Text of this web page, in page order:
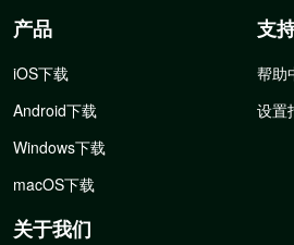
产品
iOS下载
Android下载
Windows下载
macOS下载
支
帮助
设置
关于我们